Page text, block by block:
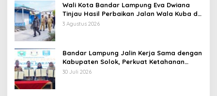
Wali Kota Bandar Lampung Eva Dwiana
Tinjau Hasil Perbaikan Jalan Wala Kuba di
Way Laga
3 Agustus 2026
Bandar Lampung Jalin Kerja Sama dengan
Kabupaten Solok, Perkuat Ketahanan
Pangan dan Kendalikan Inflasi
30 Juli 2026